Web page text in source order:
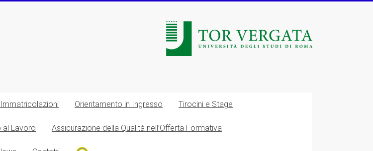
Immatricolazioni Orientamento in Ingresso Tirocini e Stage
Lavoro Assicurazione della Qualità nell’Offerta Formativa